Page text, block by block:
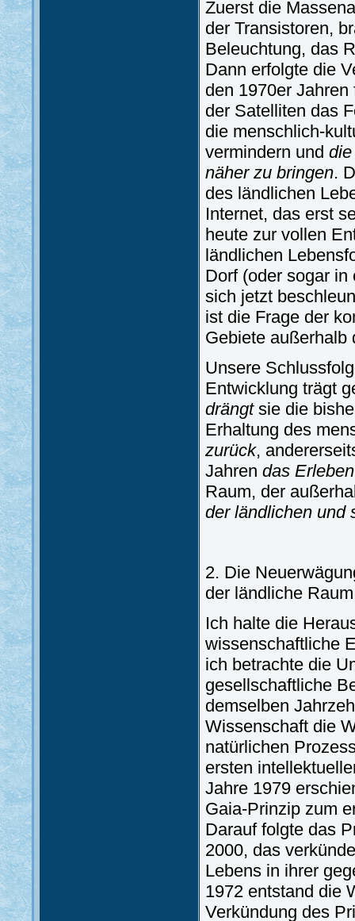
Zuerst die
der Transistoren,
Beleuchtung, das
Dann erfolgte die
den 1970er
der Satelliten das
die menschlich-
vermindern und
näher zu bringen.
des ländlichen
Internet, das erst
heute zur vollen
ländlichen
Dorf (oder sogar in
sich jetzt
ist die Frage der
Gebiete außerhalb
Unsere
Entwicklung trägt
drängtsie die
Erhaltung des
zurück,
Jahren das
Raum, der
der ländlichen und
2. Die
der ländliche Raum
Ich halte die
wissenschaftliche
ich betrachte die
gesellschaftliche
demselben
Wissenschaft die
natürlichen
ersten
Jahre 1979
Gaia-Prinzip zum
Darauf folgte das
2000, das
Lebens in ihrer
1972 entstand die
Verkündung des